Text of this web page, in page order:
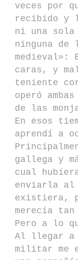
veces por
recibido y
ni una sola
ninguna
caras, y
teniente
operó
de las
En esos
aprendí a
gallega y
cual
enviarla al
existiera,
merecía
Pero a lo
Al llegar a
militar me